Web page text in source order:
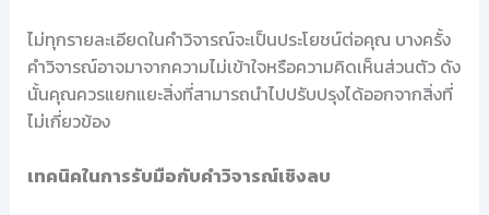
ไม่ทุกรายละเอียดในคำวิจารณ์จะเป็นประโยชน์ต่อคุณ บางครั้ง
คำวิจารณ์อาจมาจากความไม่เข้าใจหรือความคิดเห็นส่วนตัว ดัง
นั้นคุณควรแยกแยะสิ่งที่สามารถนำไปปรับปรุงได้ออกจากสิ่งที่
ไม่เกี่ยวข้อง
เทคนิคในการรับมือกับคำวิจารณ์เชิงลบ